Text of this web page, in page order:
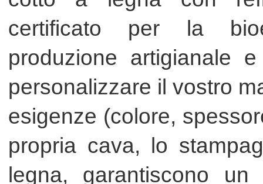
esigenze (colore, spessore,
propria cava, lo stampaggio
legna, garantiscono un
ambientale e un controllo
produttivo con il fine ultimo di
qualità e design. Fornace
produce un cotto fatto a mano
alle antiche tradizioni, con un